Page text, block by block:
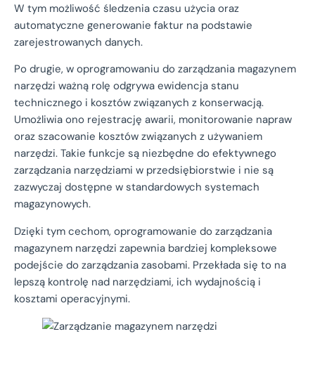
W tym możliwość śledzenia czasu użycia oraz
automatyczne generowanie faktur na podstawie
zarejestrowanych danych.
Po drugie, w oprogramowaniu do zarządzania magazynem
narzędzi ważną rolę odgrywa ewidencja stanu
technicznego i kosztów związanych z konserwacją.
Umożliwia ono rejestrację awarii, monitorowanie napraw
oraz szacowanie kosztów związanych z używaniem
narzędzi. Takie funkcje są niezbędne do efektywnego
zarządzania narzędziami w przedsiębiorstwie i nie są
zazwyczaj dostępne w standardowych systemach
magazynowych.
Dzięki tym cechom, oprogramowanie do zarządzania
magazynem narzędzi zapewnia bardziej kompleksowe
podejście do zarządzania zasobami. Przekłada się to na
lepszą kontrolę nad narzędziami, ich wydajnością i
kosztami operacyjnymi.